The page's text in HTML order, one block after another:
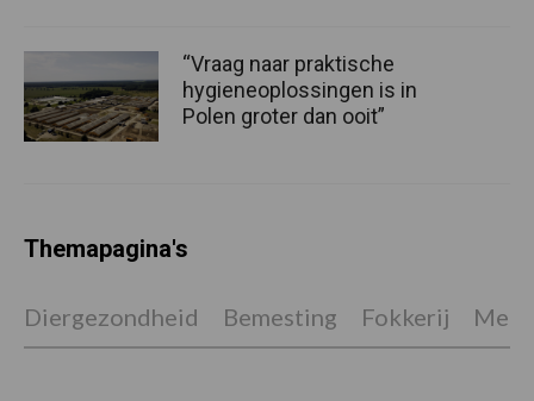
“Vraag naar praktische
hygieneoplossingen is in
Polen groter dan ooit”
Themapagina's
Diergezondheid Bemesting Fokkerij